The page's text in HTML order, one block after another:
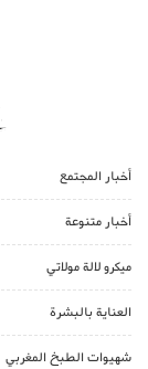
أخبار المجتمع
أخبار متنوعة
ميكرو لالة مولاتي
العناية بالبشرة
شهيوات الطبخ المغربي